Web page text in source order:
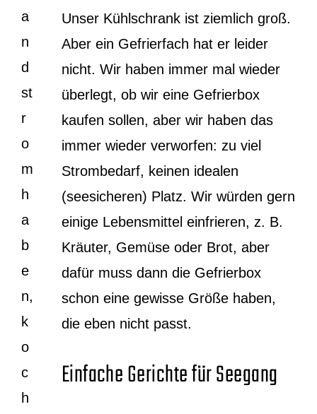
a
n
d
st
r
o
m
h
a
b
e
n,
k
o
c
h
Unser Kühlschrank ist ziemlich groß.
Aber ein Gefrierfach hat er leider
nicht. Wir haben immer mal wieder
überlegt, ob wir eine Gefrierbox
kaufen sollen, aber wir haben das
immer wieder verworfen: zu viel
Strombedarf, keinen idealen
(seesicheren) Platz. Wir würden gern
einige Lebensmittel einfrieren, z. B.
Kräuter, Gemüse oder Brot, aber
dafür muss dann die Gefrierbox
schon eine gewisse Größe haben,
die eben nicht passt.
Einfache Gerichte für Seegang